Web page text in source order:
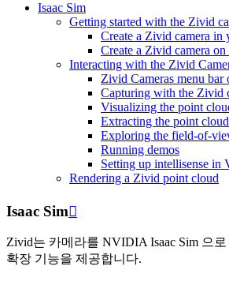
Isaac Sim
Getting started with the Zivid
Create a Zivid camera in
Create a Zivid camera
Interacting with the Zivid
Zivid Cameras menu bar
Capturing with the Zivid
Visualizing the point
Extracting the point
Exploring the field-of-
Running demos
Setting up intellisense in
Rendering a Zivid point cloud
Isaac Sim
Zivid는 카메라를 NVIDIA Isaac Sim 으
확장 기능을 제공합니다.